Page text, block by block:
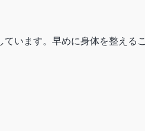
います。早めに身体を整える